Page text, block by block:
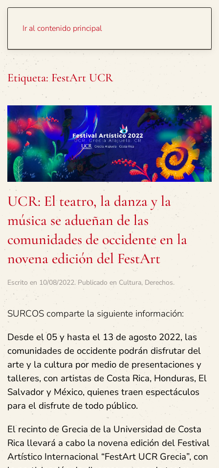
Ir al contenido principal
Etiqueta: FestArt UCR
UCR: El teatro, la danza y la
música se adueñan de las
comunidades de occidente en la
novena edición del FestArt
Escrito en 10/08/2022. Publicado en Cultura, Derechos.
SURCOS comparte la siguiente información:
Desde el 05 y hasta el 13 de agosto 2022, las
comunidades de occidente podrán disfrutar del
arte y la cultura por medio de presentaciones y
talleres, con artistas de Costa Rica, Honduras, El
Salvador y México, quienes traen espectáculos
para el disfrute de todo público.
El recinto de Grecia de la Universidad de Costa
Rica llevará a cabo la novena edición del Festival
Artístico Internacional “FestArt UCR Grecia”, con